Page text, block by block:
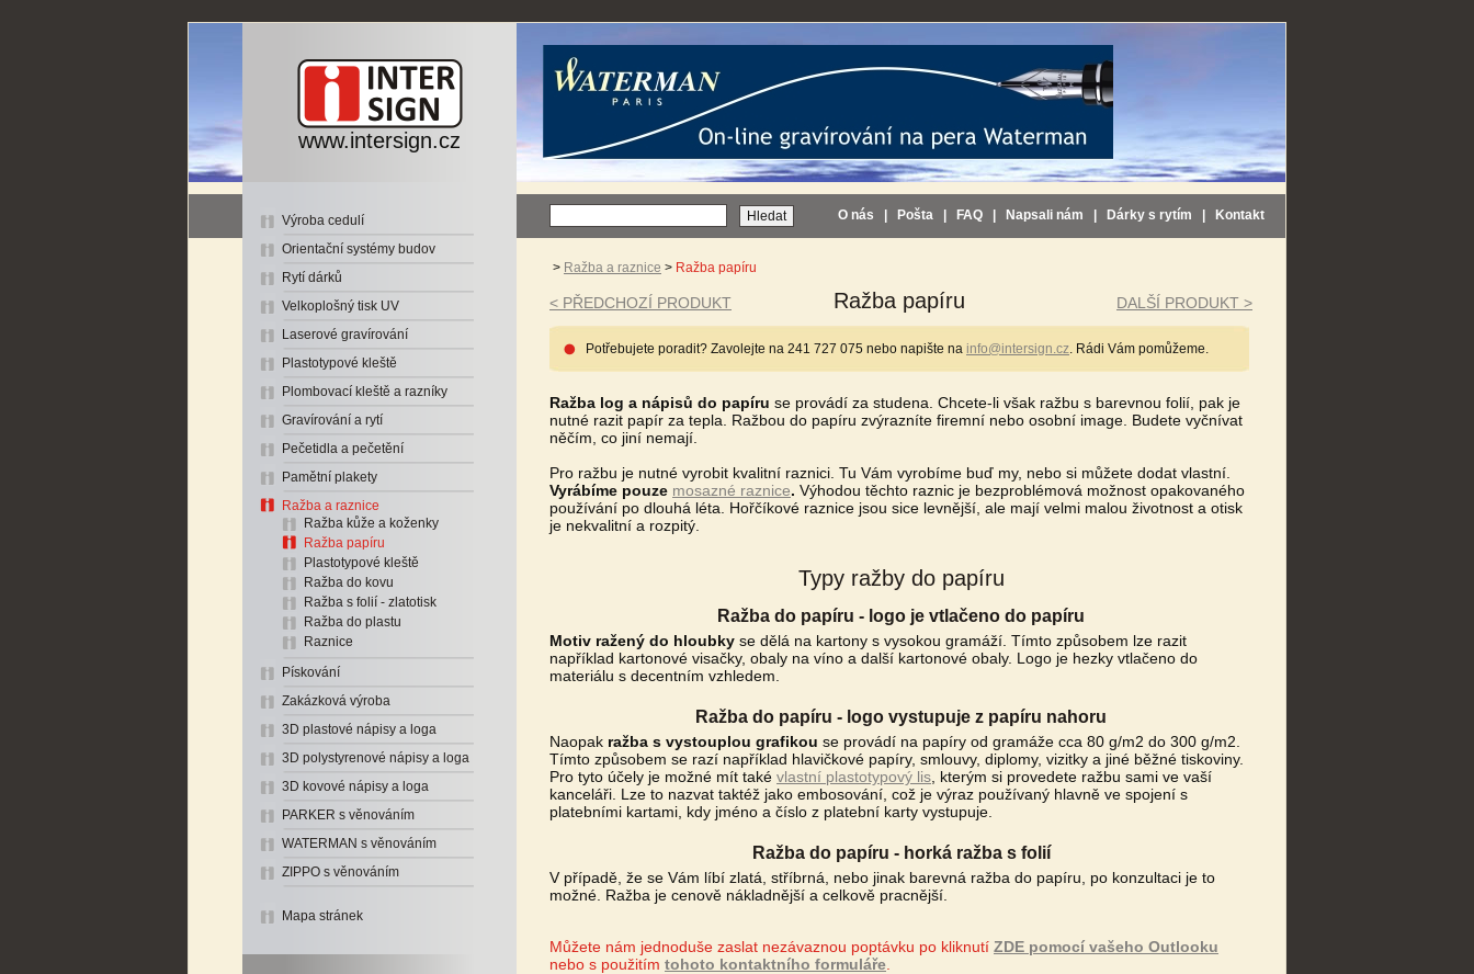
www.intersign.cz
Výroba cedulí
Orientační systémy budov
Rytí dárků
Velkoplošný tisk UV
Laserové gravírování
Plastotypové kleště
Plombovací kleště a razníky
Gravírování a rytí
Pečetidla a pečetění
Pamětní plakety
Ražba a raznice
Ražba kůže a koženky
Ražba papíru
Plastotypové kleště
Ražba do kovu
Ražba s folií - zlatotisk
Ražba do plastu
Raznice
Pískování
Zakázková výroba
3D plastové nápisy a loga
3D polystyrenové nápisy a loga
3D kovové nápisy a loga
PARKER s věnováním
WATERMAN s věnováním
ZIPPO s věnováním
Mapa stránek
O nás Pošta FAQ Napsali nám Dárky s rytím Kontakt
> Ražba a raznice > Ražba papíru
< PŘEDCHOZÍ PRODUKT Ražba papíru DALŠÍ PRODUKT >
Potřebujete poradit? Zavolejte na 241 727 075 nebo napište na info@intersign.cz. Rádi Vám pomůžeme.
Ražba log a nápisů do papíru se provádí za studena. Chcete-li však ražbu s barevnou folií, pak je
nutné razit papír za tepla. Ražbou do papíru zvýrazníte firemní nebo osobní image. Budete vyčnívat
něčím, co jiní nemají.
Pro ražbu je nutné vyrobit kvalitní raznici. Tu Vám vyrobíme buď my, nebo si můžete dodat vlastní.
Vyrábíme pouze mosazné raznice. Výhodou těchto raznic je bezproblémová možnost opakovaného
používání po dlouhá léta. Hořčíkové raznice jsou sice levnější, ale mají velmi malou životnost a otisk
je nekvalitní a rozpitý.
Typy ražby do papíru
Ražba do papíru - logo je vtlačeno do papíru
Motiv ražený do hloubky se dělá na kartony s vysokou gramáží. Tímto způsobem lze razit
například kartonové visačky, obaly na víno a další kartonové obaly. Logo je hezky vtlačeno do
materiálu s decentním vzhledem.
Ražba do papíru - logo vystupuje z papíru nahoru
Naopak ražba s vystouplou grafikou se provádí na papíry od gramáže cca 80 g/m2 do 300 g/m2.
Tímto způsobem se razí například hlavičkové papíry, smlouvy, diplomy, vizitky a jiné běžné tiskoviny.
Pro tyto účely je možné mít také vlastní plastotypový lis , kterým si provedete ražbu sami ve vaší
kanceláři. Lze to nazvat taktéž jako embosování, což je výraz používaný hlavně ve spojení s
platebními kartami, kdy jméno a číslo z platební karty vystupuje.
Ražba do papíru - horká ražba s folií
V případě, že se Vám líbí zlatá, stříbrná, nebo jinak barevná ražba do papíru, po konzultaci je to
možné. Ražba je cenově nákladnější a celkově pracnější.
Můžete nám jednoduše zaslat nezávaznou poptávku po kliknutí ZDE pomocí vašeho Outlooku
nebo s použitím tohoto kontaktního formuláře